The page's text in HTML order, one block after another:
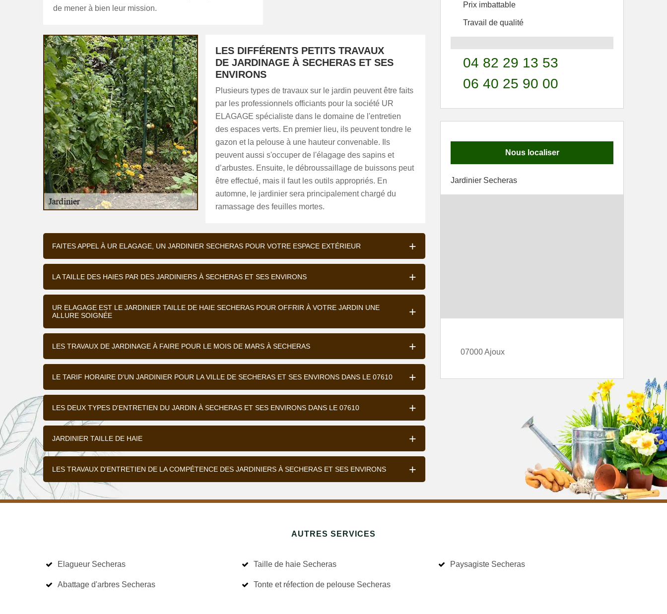
de mener à bien leur mission.
LES DIFFÉRENTS PETITS TRAVAUX
DE JARDINAGE À SECHERAS ET SES
ENVIRONS
Plusieurs types de travaux sur le jardin peuvent être faits
par les professionnels officiants pour la société UR
ELAGAGE spécialiste dans le domaine de l'entretien
des espaces verts. En premier lieu, ils peuvent tondre le
gazon et la pelouse à une hauteur convenable. Ils
peuvent aussi s'occuper de l'élagage des sapins et
d’arbustes. Ensuite, le débroussaillage de buissons peut
être effectué, mais il faut les outils appropriés. En
automne, le jardinier sera principalement chargé du
ramassage des feuilles mortes.
FAITES APPEL À UR ELAGAGE, UN JARDINIER SECHERAS POUR VOTRE ESPACE EXTÉRIEUR
LA TAILLE DES HAIES PAR DES JARDINIERS À SECHERAS ET SES ENVIRONS
UR ELAGAGE EST LE JARDINIER TAILLE DE HAIE SECHERAS POUR OFFRIR À VOTRE JARDIN UNE
ALLURE SOIGNÉE
LES TRAVAUX DE JARDINAGE À FAIRE POUR LE MOIS DE MARS À SECHERAS
LE TARIF HORAIRE D'UN JARDINIER POUR LA VILLE DE SECHERAS ET SES ENVIRONS DANS LE 07610
LES DEUX TYPES D'ENTRETIEN DU JARDIN À SECHERAS ET SES ENVIRONS DANS LE 07610
JARDINIER TAILLE DE HAIE
LES TRAVAUX D'ENTRETIEN DE LA COMPÉTENCE DES JARDINIERS À SECHERAS ET SES ENVIRONS
Prix imbattable
Travail de qualité
04 82 29 13 53
06 40 25 90 00
Nous localiser
Jardinier Secheras
07000 Ajoux
AUTRES SERVICES
Elagueur Secheras
Abattage d'arbres Secheras
Taille de haie Secheras
Tonte et réfection de pelouse Secheras
Paysagiste Secheras